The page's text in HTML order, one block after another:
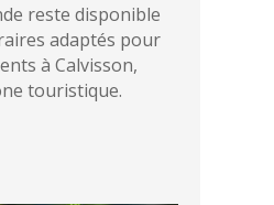
reste disponible
adaptés pour
à Calvisson,
touristique.